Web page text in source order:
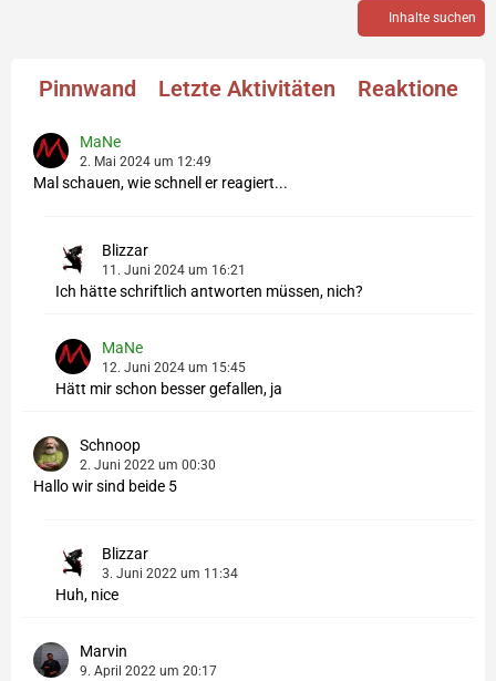
Inhalte suchen
Pinnwand Letzte Aktivitäten Reaktionen
MaNe
2. Mai 2024 um 12:49
Mal schauen, wie schnell er reagiert...
Blizzar
11. Juni 2024 um 16:21
Ich hätte schriftlich antworten müssen, nich?
MaNe
12. Juni 2024 um 15:45
Hätt mir schon besser gefallen, ja
Schnoop
2. Juni 2022 um 00:30
Hallo wir sind beide 5
Blizzar
3. Juni 2022 um 11:34
Huh, nice
Marvin
9. April 2022 um 20:17